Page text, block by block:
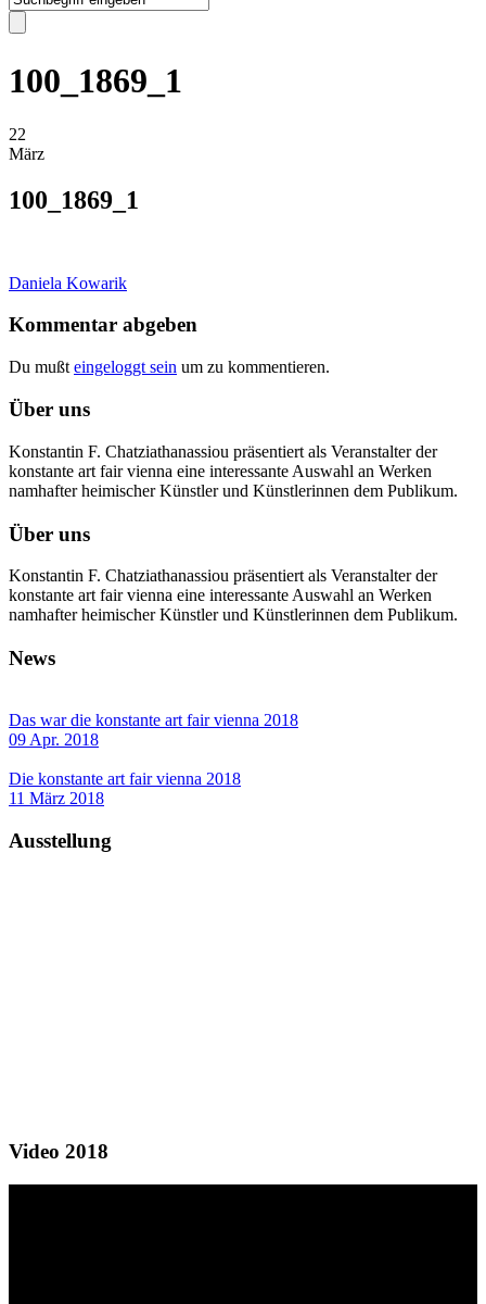
100_1869_1
22
März
100_1869_1
Daniela Kowarik
Kommentar abgeben
Du mußt eingeloggt sein um zu kommentieren.
Über uns
Konstantin F. Chatziathanassiou präsentiert als Veranstalter der
konstante art fair vienna eine interessante Auswahl an Werken
namhafter heimischer Künstler und Künstlerinnen dem Publikum.
Über uns
Konstantin F. Chatziathanassiou präsentiert als Veranstalter der
konstante art fair vienna eine interessante Auswahl an Werken
namhafter heimischer Künstler und Künstlerinnen dem Publikum.
News
Das war die konstante art fair vienna 2018
09 Apr. 2018
Die konstante art fair vienna 2018
11 März 2018
Ausstellung
Video 2018